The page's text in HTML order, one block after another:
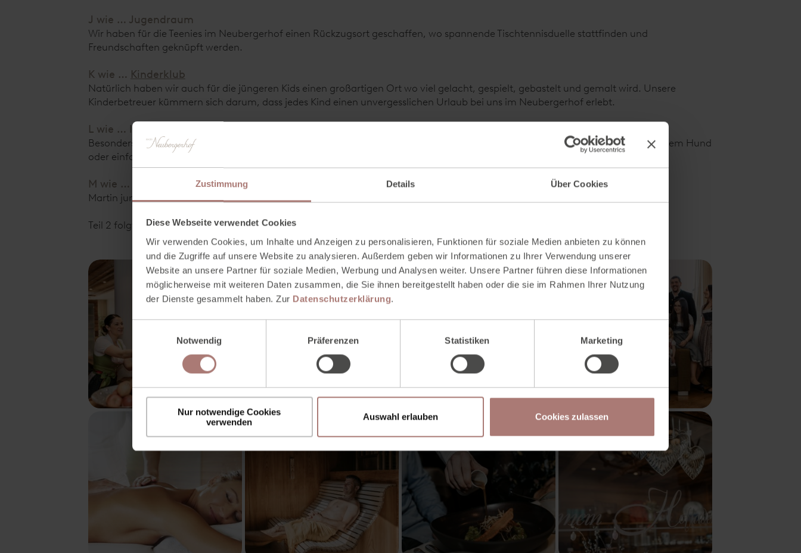
Zustimmung Details Über Cookies
Diese Webseite verwendet Cookies
Wir verwenden Cookies, um Inhalte und Anzeigen zu personalisieren, Funktionen für soziale Medien anbieten zu können
und die Zugriffe auf unsere Website zu analysieren. Außerdem geben wir Informationen zu Ihrer Verwendung unserer
Website an unsere Partner für soziale Medien, Werbung und Analysen weiter. Unsere Partner führen diese Informationen
möglicherweise mit weiteren Daten zusammen, die Sie ihnen bereitgestellt haben oder die sie im Rahmen Ihrer Nutzung
der Dienste gesammelt haben. Zur Datenschutzerklärung.
l
g
Notwendig Präferenzen Statistiken Marketing
Nur notwendige Cookies
verwenden
Auswahl erlauben Cookies zulassen
J wie … Jugendraum
Wir haben für die Teenies im Neubergerhof einen Rückzugsort geschaffen, wo spannende Tischtennisduelle stattfinden und
Freundschaften geknüpft werden.
K wie … Kinderklub
Natürlich haben wir auch für die jüngeren Kids einen großartigen Ort wo viel gelacht, gespielt, gebastelt und gemalt wird. Unsere
Kinderbetreuer kümmern sich darum, dass jedes Kind einen unvergesslichen Urlaub bei uns im Neubergerhof erlebt.
L wie … laaaange Spaziergänge durch Neuberg
Besonders der Weg entlang des Baches in Richtung Abenteuercamp ist ein wahrer Traum & perfekt um mit dem Kinderwagen, dem Hund
oder einfach allein zu laufen.
M wie … Martin jun. wandert mit euch
Martin jun. führt euch regelmäßig zu den schönsten Fleckchen in Filzmoos. Also schnürt eure Wanderschuhe und kommt mit!
Teil 2 folgt ... :-)